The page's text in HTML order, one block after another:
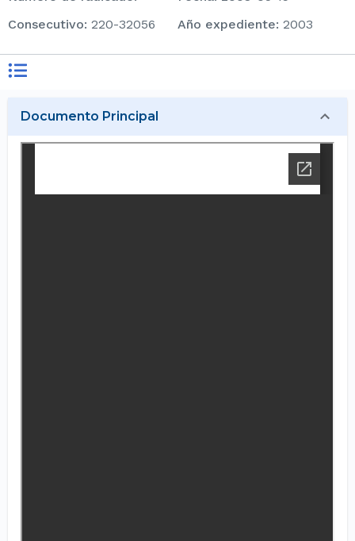
consecutivo: 220-32056 Año expediente: 2003
Documento Principal